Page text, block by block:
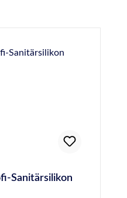
Sanitärsilikon